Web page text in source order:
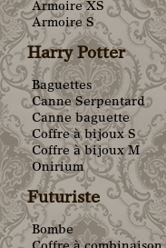
Armoire XS
Armoire S
Harry Potter
Baguettes
Canne Serpentard
Canne baguette
Coffre à bijoux S
Coffre à bijoux M
Onirium
Futuriste
Bombe